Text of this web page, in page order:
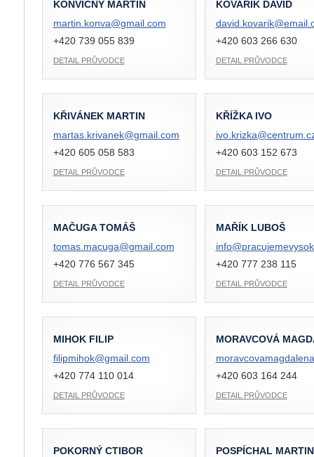
KONVIČNÝ MARTIN
martin.konva@gmail.com
+420 739 055 839
DETAIL PRŮVODCE
KOVAŘÍK DAVID
david.kovarik@
+420 603 266 630
DETAIL PRŮVODCE
KŘIVÁNEK MARTIN
martas.krivanek@gmail.com
+420 605 058 583
DETAIL PRŮVODCE
KŘÍŽKA IVO
ivo.krizka@
+420 603 152 673
DETAIL PRŮVODCE
MAČUGA TOMÁŠ
tomas.macuga@gmail.com
+420 776 567 345
DETAIL PRŮVODCE
MAŘÍK LUBOŠ
info@
+420 777 238 115
DETAIL PRŮVODCE
MIHOK FILIP
filipmihok@gmail.com
+420 774 110 014
DETAIL PRŮVODCE
MORAVCOVÁ
+420 603 164 244
DETAIL PRŮVODCE
POKORNÝ CTIBOR
POSPÍCHAL MARTIN